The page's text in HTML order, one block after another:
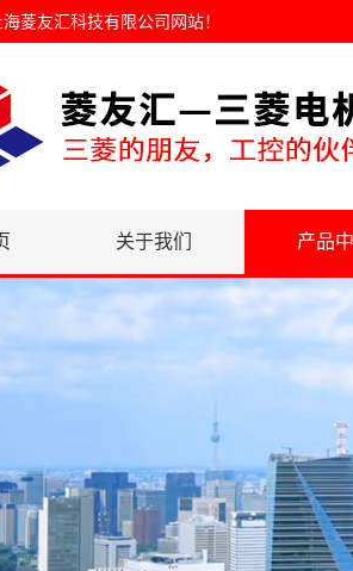
海菱友汇科技有限公司网站！
关于我们 产品